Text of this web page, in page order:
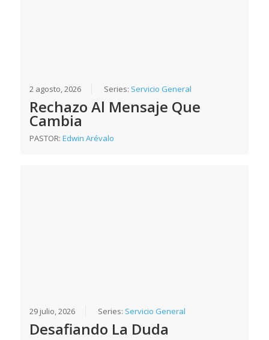
2 agosto, 2026 Series: Servicio General
Rechazo Al Mensaje Que
Cambia
PASTOR:Edwin Arévalo
29 julio, 2026 Series: Servicio General
Desafiando La Duda